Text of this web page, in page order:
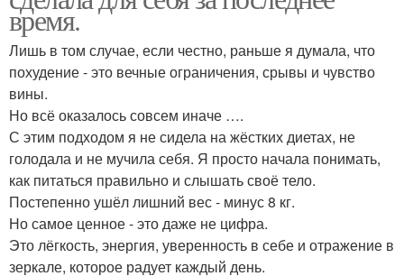
время.
Лишь в том случае, если честно, раньше я думала, что
похудение - это вечные ограничения, срывы и чувство
вины.
Но всё оказалось совсем иначе ….
С этим подходом я не сидела на жёстких диетах, не
голодала и не мучила себя. Я просто начала понимать,
как питаться правильно и слышать своё тело.
Постепенно ушёл лишний вес - минус 8 кг.
Но самое ценное - это даже не цифра.
Это лёгкость, энергия, уверенность в себе и отражение в
зеркале, которое радует каждый день.